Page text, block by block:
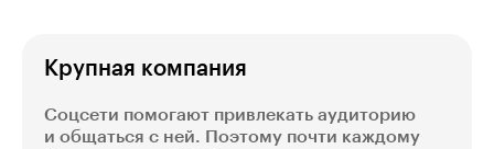
Крупная компания
Соцсети помогают привлекать аудиторию
и общаться с ней. Поэтому почти каждому